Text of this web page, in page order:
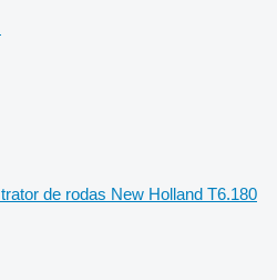
trator de rodas New Holland T6.180